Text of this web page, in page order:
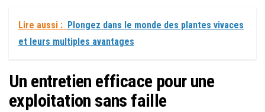
Lire aussi : Plongez dans le monde des plantes vivaces
et leurs multiples avantages
Un entretien efficace pour une
exploitation sans faille